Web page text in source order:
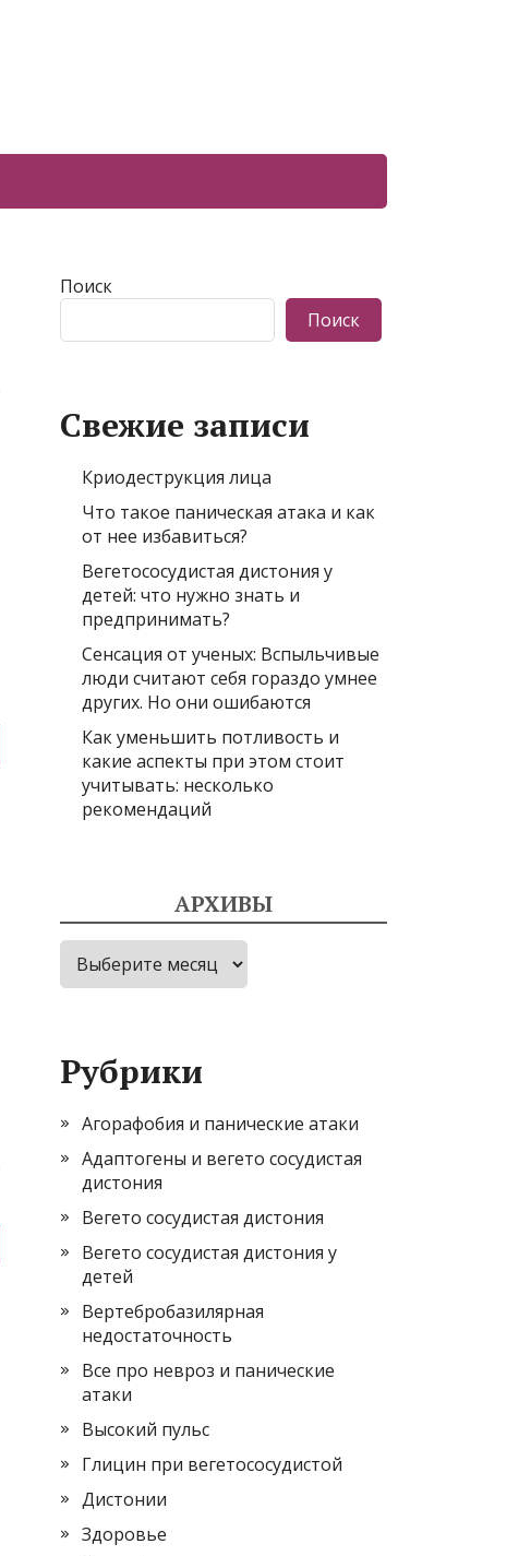
Поиск
Поиск
Свежие записи
Криодеструкция лица
Что такое паническая атака и как
от нее избавиться?
Вегетососудистая дистония у
детей: что нужно знать и
предпринимать?
Сенсация от ученых: Вспыльчивые
люди считают себя гораздо умнее
других. Но они ошибаются
Как уменьшить потливость и
какие аспекты при этом стоит
учитывать: несколько
рекомендаций
АРХИВЫ
Архивы
Рубрики
Агорафобия и панические атаки
Адаптогены и вегето сосудистая
дистония
Вегето сосудистая дистония
Вегето сосудистая дистония у
детей
Вертебробазилярная
недостаточность
Все про невроз и панические
атаки
Высокий пульс
Глицин при вегетососудистой
Дистонии
Здоровье